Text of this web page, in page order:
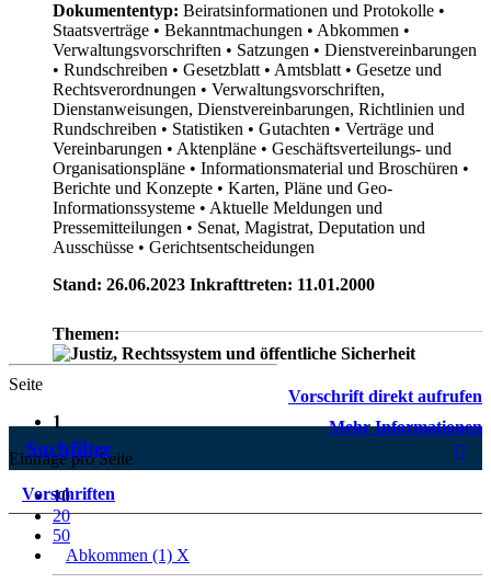
Dokumententyp: Beiratsinformationen und Protokolle •
Staatsverträge • Bekanntmachungen • Abkommen •
Verwaltungsvorschriften • Satzungen • Dienstvereinbarungen
• Rundschreiben • Gesetzblatt • Amtsblatt • Gesetze und
Rechtsverordnungen • Verwaltungsvorschriften,
Dienstanweisungen, Dienstvereinbarungen, Richtlinien und
Rundschreiben • Statistiken • Gutachten • Verträge und
Vereinbarungen • Aktenpläne • Geschäftsverteilungs- und
Organisationspläne • Informationsmaterial und Broschüren •
Berichte und Konzepte • Karten, Pläne und Geo-
Informationssysteme • Aktuelle Meldungen und
Pressemitteilungen • Senat, Magistrat, Deputation und
Ausschüsse • Gerichtsentscheidungen
Stand: 26.06.2023 Inkrafttreten: 11.01.2000
Themen:
Vorschrift direkt aufrufen
Mehr Informationen
Seite
1
Einträge pro Seite
10
20
50
Suchfilter
Vorschriften
Abkommen (1) X